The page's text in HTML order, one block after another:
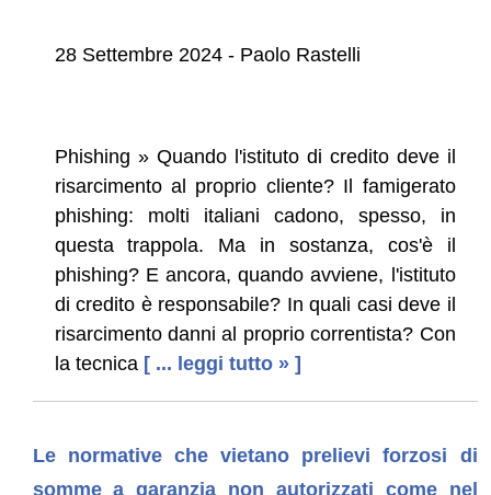
28 Settembre 2024 - Paolo Rastelli
Phishing » Quando l'istituto di credito deve il
risarcimento al proprio cliente? Il famigerato
phishing: molti italiani cadono, spesso, in
questa trappola. Ma in sostanza, cos'è il
phishing? E ancora, quando avviene, l'istituto
di credito è responsabile? In quali casi deve il
risarcimento danni al proprio correntista? Con
la tecnica [ ... leggi tutto » ]
Le normative che vietano prelievi forzosi di
somme a garanzia non autorizzati come nel